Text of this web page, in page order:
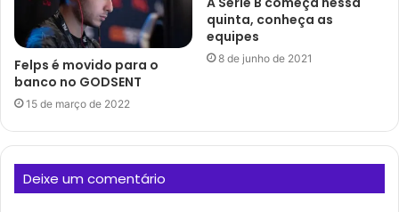
Felps é movido para o
banco no GODSENT
15 de março de 2022
quinta, conheça as
equipes
8 de junho de 2021
Deixe um comentário